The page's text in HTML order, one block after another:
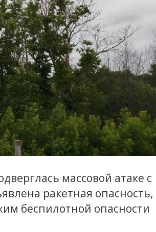
массовой атаке с
ракетная опасность,
беспилотной опасности